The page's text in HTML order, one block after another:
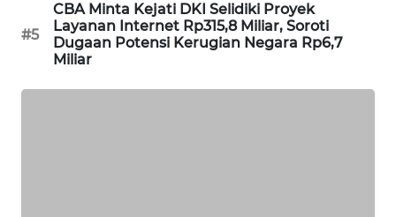
#5
CBA Minta Kejati DKI Selidiki Proyek
Layanan Internet Rp315,8 Miliar, Soroti
Dugaan Potensi Kerugian Negara Rp6,7
Miliar
WAHANA
SELEB
WAHANA